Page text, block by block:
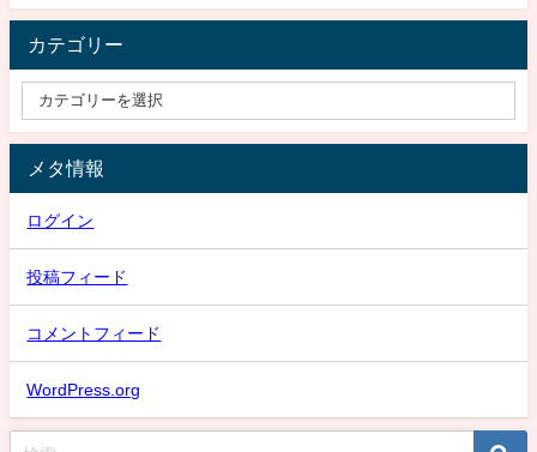
カテゴリー
メタ情報
ログイン
投稿フィード
コメントフィード
WordPress.org